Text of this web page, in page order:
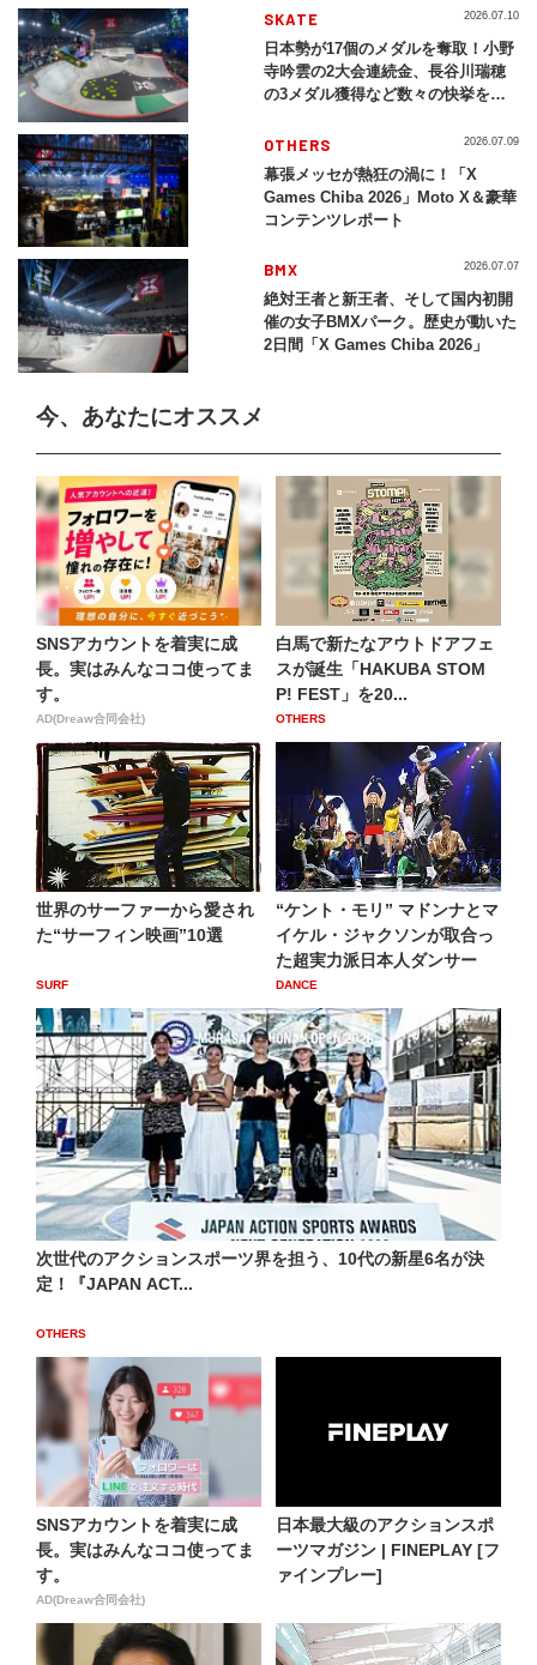
SKATE
日本勢が17個のメダルを奪取！小野
寺吟雲の2大会連続金、長谷川瑞穂
の3メダル獲得など数々の快挙をプ
2026」
2026.07.10
OTHERS
幕張メッセが熱狂の渦に！「X
Games Chiba 2026」Moto X＆豪華
コンテンツレポート
2026.07.09
BMX
絶対王者と新王者、そして国内初開
催の女子BMXパーク。歴史が動いた
2日間「X Games Chiba 2026」
2026.07.07
今、あなたにオススメ
SNSアカウントを着実に成
長。実はみんなココ使ってま
す。
AD(Dreaw合同会社)
白馬で新たなアウトドアフェ
スが誕生「HAKUBA STOM
P! FEST」を20...
OTHERS
世界のサーファーから愛され
た“サーフィン映画”10選
SURF
“ケント・モリ” マドンナとマ
イケル・ジャクソンが取合っ
た超実力派日本人ダンサー
DANCE
次世代のアクションスポーツ界を担う、10代の新星6名が決
定！『JAPAN ACT...
OTHERS
SNSアカウントを着実に成
長。実はみんなココ使ってま
す。
AD(Dreaw合同会社)
日本最大級のアクションスポ
ーツマガジン | FINEPLAY [フ
ァインプレー]